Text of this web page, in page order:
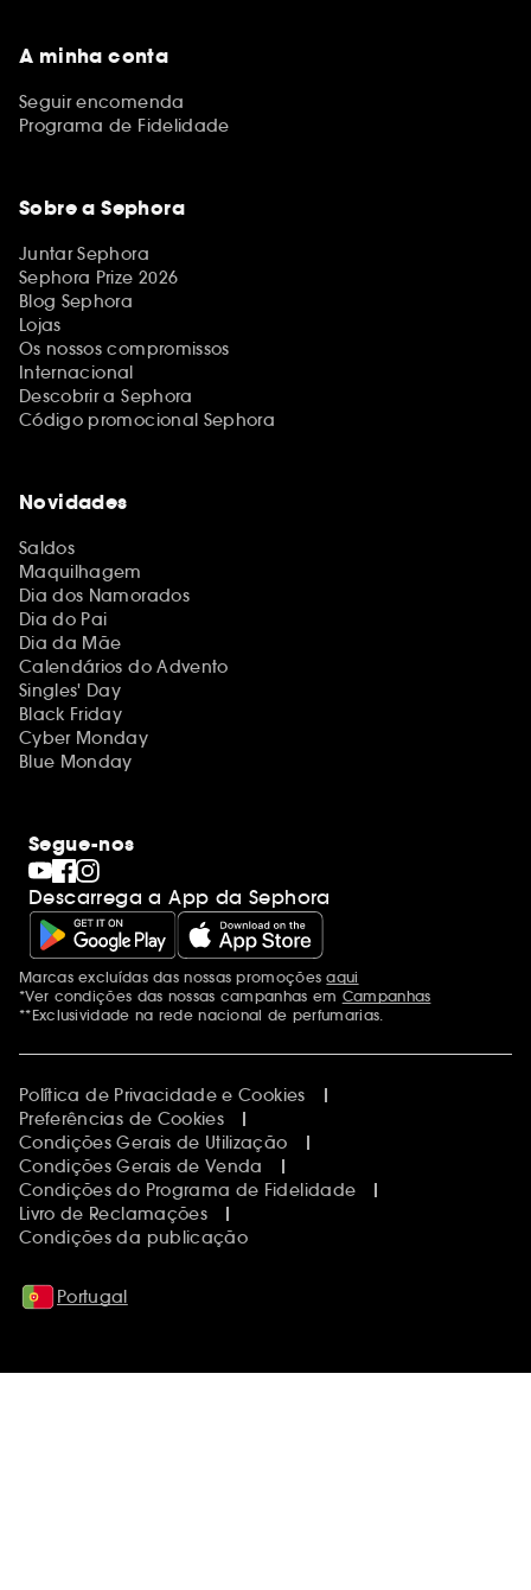
A minha conta
Seguir encomenda
Programa de Fidelidade
Sobre a Sephora
Juntar Sephora
Sephora Prize 2026
Blog Sephora
Lojas
Os nossos compromissos
Internacional
Descobrir a Sephora
Código promocional Sephora
Novidades
Saldos
Maquilhagem
Dia dos Namorados
Dia do Pai
Dia da Mãe
Calendários do Advento
Singles' Day
Black Friday
Cyber Monday
Blue Monday
Segue-nos
Descarrega a App da Sephora
Menções adicionais
Marcas excluídas das nossas promoçõesaqui
*Ver condições das nossas campanhas em Campanhas
**Exclusividade na rede nacional de perfumarias.
Política de Privacidade e Cookies
Preferências de Cookies
Condições Gerais de Utilização
Condições Gerais de Venda
Condições do Programa de Fidelidade
Livro de Reclamações
Condições da publicação
Portugal